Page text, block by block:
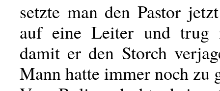
setzte man den Pastor
auf eine Leiter und trug
damit er den Storch
Mann hatte immer noch zu